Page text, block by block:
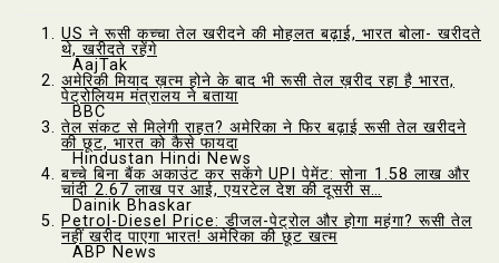
US ने रूसी कच्चा तेल खरीदने की मोहलत बढ़ाई, भारत बोला- खरीदते
थे, खरीदते रहेंगे
AajTak
अमेरिकी मियाद ख़त्म होने के बाद भी रूसी तेल ख़रीद रहा है भारत,
पेट्रोलियम मंत्रालय ने बताया
BBC
तेल संकट से मिलेगी राहत? अमेरिका ने फिर बढ़ाई रूसी तेल खरीदने
की छूट, भारत को कैसे फायदा
Hindustan Hindi News
बच्चे बिना बैंक अकाउंट कर सकेंगे UPI पेमेंट: सोना ₹1.58 लाख और
चांदी ₹2.67 लाख पर आई, एयरटेल देश की दूसरी स…
Dainik Bhaskar
Petrol-Diesel Price: डीजल-पेट्रोल और होगा महंगा? रूसी तेल
नहीं खरीद पाएगा भारत! अमेरिका की छूट खत्म
ABP News